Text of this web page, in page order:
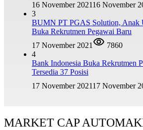
16 November 202116 November
3
BUMN PT PGAS Solution, Anak
Buka Rekrutmen Pegawai Baru
17 November 2021
7860
4
Bank Indonesia Buka Rekrutmen
Tersedia 37 Posisi
17 November 202117 November
MARKET CAP